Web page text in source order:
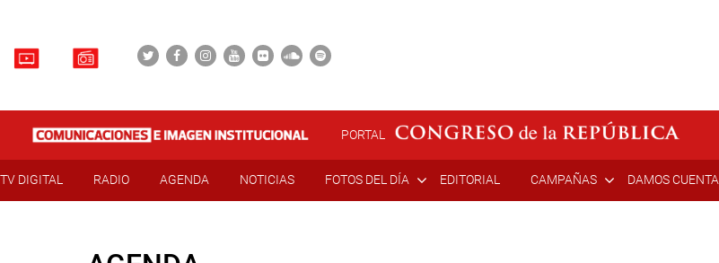
PORTAL
TV DIGITAL RADIO AGENDA NOTICIAS FOTOS DEL DÍA EDITORIAL CAMPAÑAS DAMOS CUENTA